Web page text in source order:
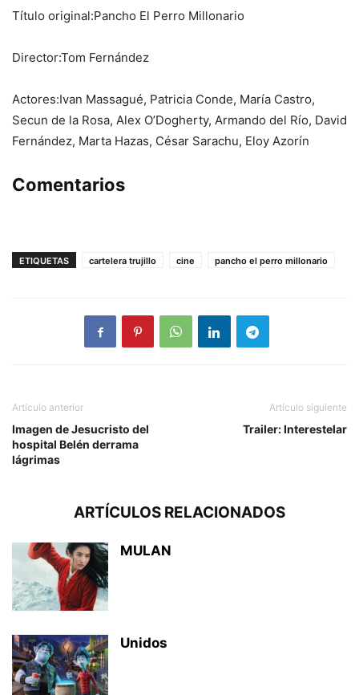
Título original:Pancho El Perro Millonario
Director:Tom Fernández
Actores:Ivan Massagué, Patricia Conde, María Castro,
Secun de la Rosa, Alex O’Dogherty, Armando del Río, David
Fernández, Marta Hazas, César Sarachu, Eloy Azorín
Comentarios
ETIQUETAS cartelera trujillo cine pancho el perro millonario
Artículo anterior
Imagen de Jesucristo del
hospital Belén derrama
lágrimas
Artículo siguiente
Trailer: Interestelar
ARTÍCULOS RELACIONADOS
MULAN
Unidos